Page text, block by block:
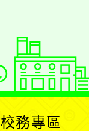
校務專區